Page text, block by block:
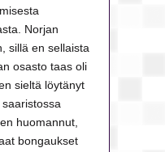
Norjan
sillä en sellaista
osasto taas oli
sieltä löytänyt
huomannut,
bongaukset